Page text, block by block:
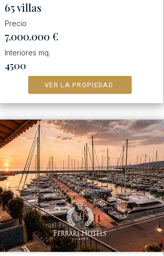
65 villas
Precio
7.000.000€
Interiores mq.
4500
VER LA PROPIEDAD